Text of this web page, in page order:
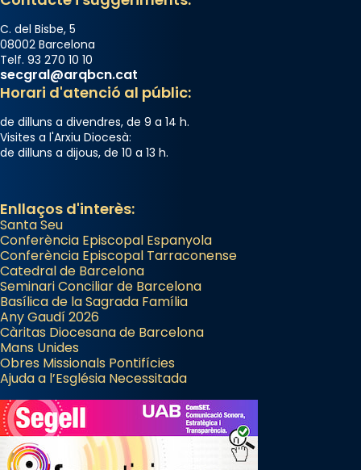
C. del Bisbe, 5
08002 Barcelona
Telf. 93 270 10 10
secgral@arqbcn.cat
Horari d'atenció al públic:
de dilluns a divendres, de 9 a 14 h.
Visites a l'Arxiu Diocesà:
de dilluns a dijous, de 10 a 13 h.
Enllaços d'interès:
Santa Seu
Conferència Episcopal Espanyola
Conferència Episcopal Tarraconense
Catedral de Barcelona
Seminari Conciliar de Barcelona
Basílica de la Sagrada Família
Any Gaudí 2026
Càritas Diocesana de Barcelona
Mans Unides
Obres Missionals Pontifícies
Ajuda a l’Església Necessitada